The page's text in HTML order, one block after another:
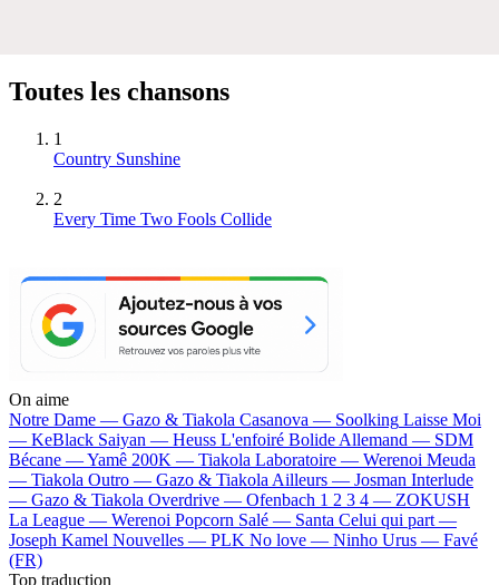
Toutes les chansons
1
Country Sunshine
2
Every Time Two Fools Collide
On aime
Notre Dame — Gazo & Tiakola Casanova — Soolking Laisse Moi
— KeBlack Saiyan — Heuss L'enfoiré Bolide Allemand — SDM
Bécane —Yamê 200K — Tiakola Laboratoire — Werenoi Meuda
— Tiakola Outro — Gazo & Tiakola Ailleurs — Josman Interlude
— Gazo & Tiakola Overdrive — Ofenbach 1 2 3 4 — ZOKUSH
La League — Werenoi Popcorn Salé — Santa Celui qui part —
Joseph Kamel Nouvelles — PLK No love — Ninho Urus — Favé
(FR)
Top traduction